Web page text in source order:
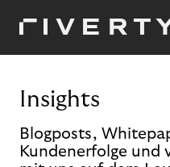
Insights
Blogposts,
Kundenerfolge und